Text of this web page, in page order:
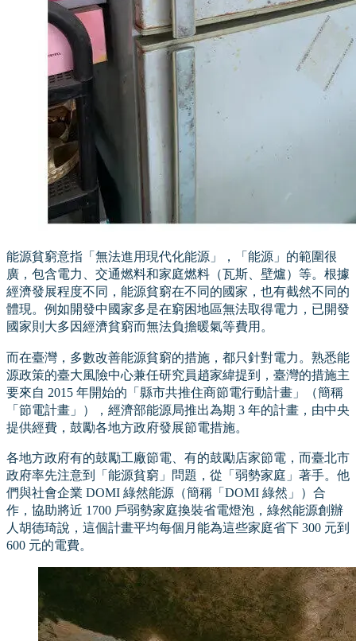
能源貧窮意指「無法進用現代化能源」，「能源」的範圍很
廣，包含電力、交通燃料和家庭燃料（瓦斯、壁爐）等。根據
經濟發展程度不同，能源貧窮在不同的國家，也有截然不同的
體現。例如開發中國家多是在窮困地區無法取得電力，已開發
國家則大多因經濟貧窮而無法負擔暖氣等費用。
而在臺灣，多數改善能源貧窮的措施，都只針對電力。熟悉能
源政策的臺大風險中心兼任研究員趙家緯提到，臺灣的措施主
要來自 2015 年開始的「縣市共推住商節電行動計畫」（簡稱
「節電計畫」），經濟部能源局推出為期 3 年的計畫，由中央
提供經費，鼓勵各地方政府發展節電措施。
各地方政府有的鼓勵工廠節電、有的鼓勵店家節電，而臺北市
政府率先注意到「能源貧窮」問題，從「弱勢家庭」著手。他
們與社會企業 DOMI 綠然能源（簡稱「DOMI 綠然」）合
作，協助將近 1700 戶弱勢家庭換裝省電燈泡，綠然能源創辦
人胡德琦說，這個計畫平均每個月能為這些家庭省下 300 元到
600 元的電費。